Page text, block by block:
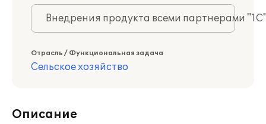
Внедрения продукта всеми партнерами
Отрасль / Функциональная задача
Сельское хозяйство
Описание